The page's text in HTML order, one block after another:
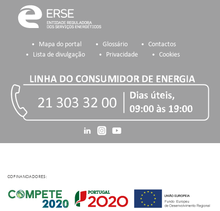
Mapa do portal Glossário
Contactos
Lista de divulgação
Privacidade Cookies
COFINANCIADORES: